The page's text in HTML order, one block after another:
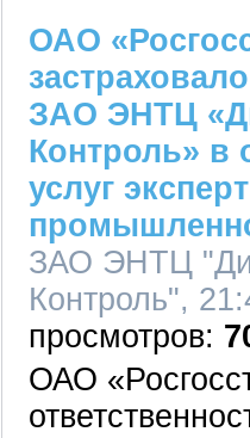
ОАО
ЗАО ЭНТЦ
Контроль» в
услуг
ЗАО ЭНТЦ
Контроль",
ОАО